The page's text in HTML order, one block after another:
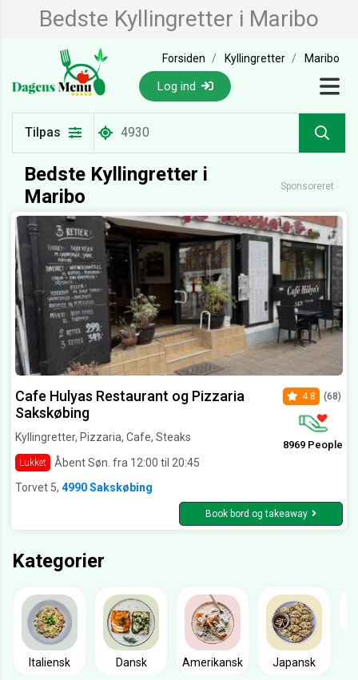
Bedste Kyllingretter i Maribo
Forsiden Kyllingretter Maribo
Log ind
Tilpas
Bedste Kyllingretter i
Maribo
Sponsoreret
Cafe Hulyas Restaurant og Pizzaria
Sakskøbing
Kyllingretter, Pizzaria, Cafe, Steaks
Lukket Åbent Søn. fra 12:00 til 20:45
4.8 (68)
8969 People
Torvet 5, 4990 Sakskøbing
Book bord og takeaway
Kategorier
Italiensk Dansk Amerikansk Japansk